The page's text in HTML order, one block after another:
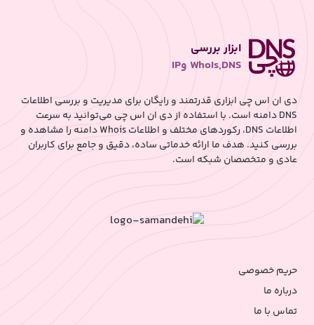
ابزار بررسی
WhoIs,DNS وIP
دی ان اس چی ابزاری قدرتمند و رایگان برای مدیریت و بررسی اطلاعات
DNS دامنه است. با استفاده از دی ان اس چی می‌توانید به سرعت
اطلاعات DNS، رکوردهای مختلف و اطلاعات Whois دامنه را مشاهده و
بررسی کنید. هدف ما ارائه خدماتی ساده، دقیق و جامع برای کاربران
عادی و متخصصان شبکه است.
حریم خصوصی
درباره ما
تماس با ما